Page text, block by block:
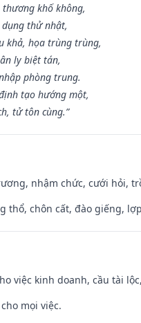
khố không,
thử nhật,
khả, họa trùng trùng,
ly biệt tán,
phòng trung.
tạo hướng một,
tử tôn cùng.”
nhậm chức, cưới hỏi,
thổ, chôn cất, đào giếng,
việc kinh doanh, cầu tài
mọi việc.